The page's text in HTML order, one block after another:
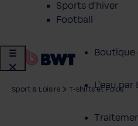
Sports d'hiver
Football
Boutique
L'eau par
Sport & Loisirs T-shirts et Polos